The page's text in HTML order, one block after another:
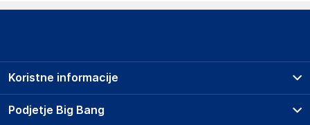
Podatki o proizvajalcu
HP Inc.
USA
Podjetje Big Bang
Koristne informacije
Prodajna mesta